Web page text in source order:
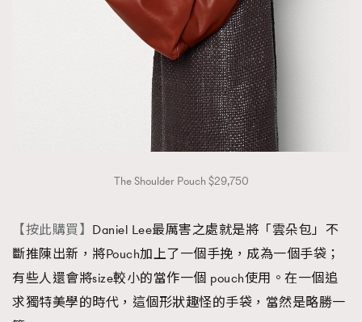
The Shoulder Pouch $29,750
【按此購買】 Daniel Lee最厲害之處就是將「雲朵包」不
斷推陳出新，將Pouch加上了一個手挽，成為一個手袋；
有些人還會將size較小的當作一個 pouch使用。在一個追
求獨特美學的時代，這個形狀趣怪的手袋，當然是略勝一